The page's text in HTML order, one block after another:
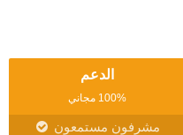
الدعم
100% مجاني
مشرفون مستمعون